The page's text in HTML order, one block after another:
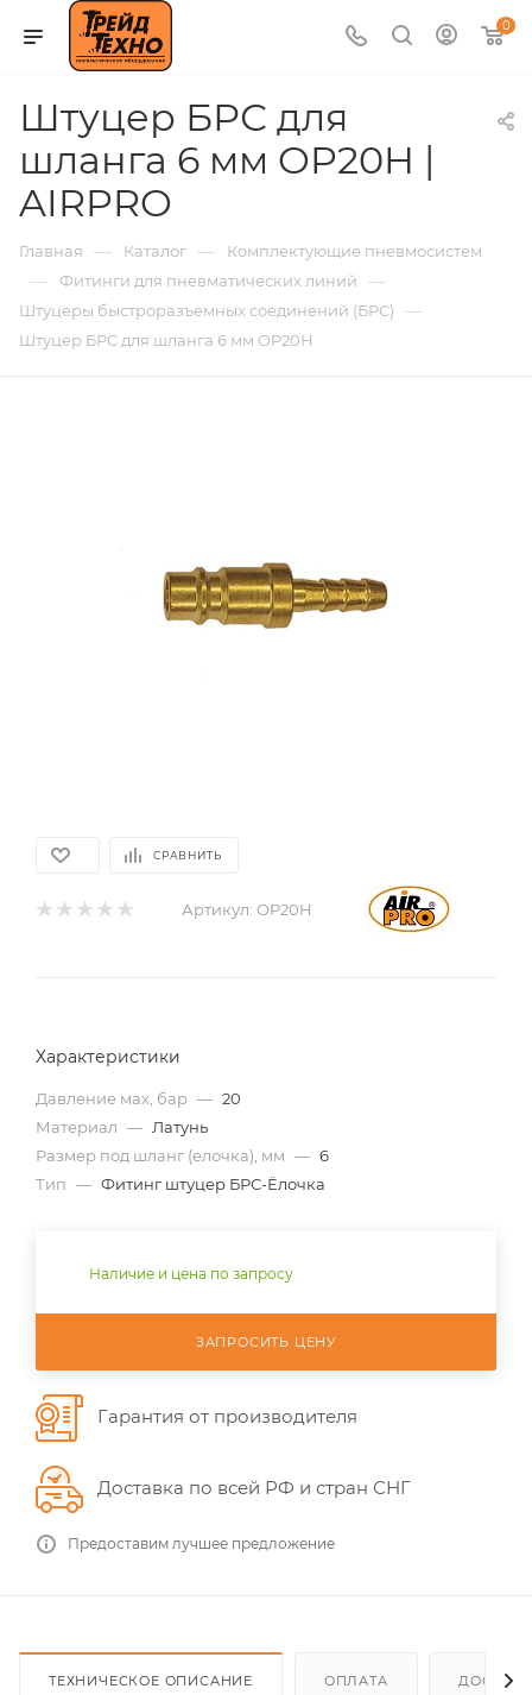
0
Штуцер БРС для
шланга 6 мм OP20H |
AIRPRO
Главная — Каталог — Комплектующие пневмосистем
— Фитинги для пневматических линий —
Штуцеры быстроразъемных соединений (БРС) —
Штуцер БРС для шланга 6 мм OP20H
СРАВНИТЬ
Артикул: OP20H
Характеристики
Давление мах, бар — 20
Материал — Латунь
Размер под шланг (елочка), мм — 6
Тип — Фитинг штуцер БРС-Ёлочка
Наличие и цена по запросу
ЗАПРОСИТЬ ЦЕНУ
Гарантия от производителя
Доставка по всей РФ и стран СНГ
Предоставим лучшее предложение
ТЕХНИЧЕСКОЕ ОПИСАНИЕ ОПЛАТА